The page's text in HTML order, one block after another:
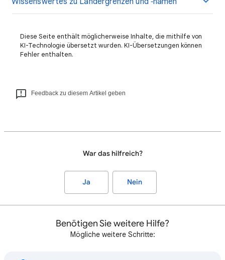
Diese Seite enthält möglicherweise Inhalte, die mithilfe von
KI-Technologie übersetzt wurden. KI-Übersetzungen können
Fehler enthalten.
Feedback zu diesem Artikel geben
War das hilfreich?
Ja Nein
Benötigen Sie weitere Hilfe?
Mögliche weitere Schritte: